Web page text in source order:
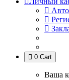
0 Cart
Ваша